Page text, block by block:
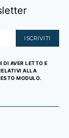
ISCRIVITI
DI AVER LETTO E
ALLA
MODULO.